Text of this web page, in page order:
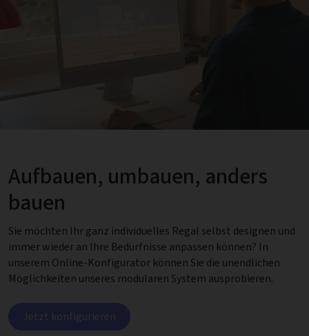
Aufbauen, umbauen, anders
bauen
Sie möchten Ihr ganz individuelles Regal selbst designen und
immer wieder an Ihre Bedürfnisse anpassen können? In
unserem Online-Konfigurator können Sie die unendlichen
Möglichkeiten unseres modularen System ausprobieren.
Jetzt konfigurieren